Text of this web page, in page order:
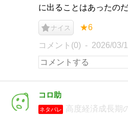
に出ることはあったの
ナイス ★6
コメント(0) 2026/03/
コロ助
ネタバレ 高度経済成長期